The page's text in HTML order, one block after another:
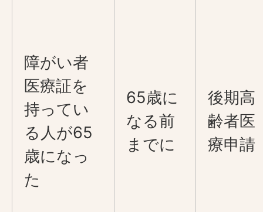
障がい者
医療証を
持ってい
る人が65
歳になっ
た
65歳に
なる前
までに
後期高
齢者医
療申請